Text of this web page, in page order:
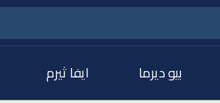
بيو ديرما ايفا ثيرم